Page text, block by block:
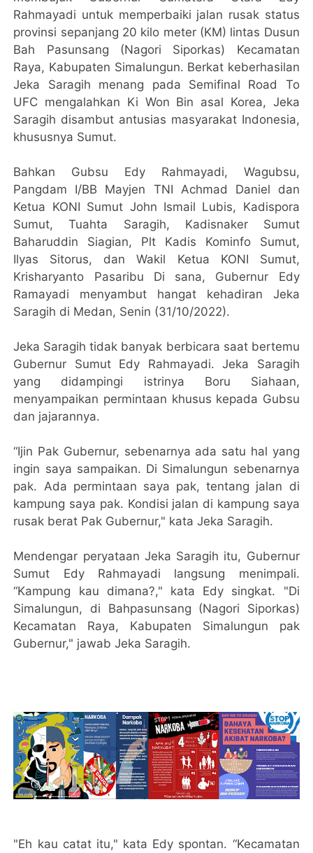
Rahmayadi untuk memperbaiki jalan rusak status
provinsi sepanjang 20 kilo meter (KM) lintas Dusun
Bah Pasunsang (Nagori Siporkas) Kecamatan
Raya, Kabupaten Simalungun. Berkat keberhasilan
Jeka Saragih menang pada Semifinal Road To
UFC mengalahkan Ki Won Bin asal Korea, Jeka
Saragih disambut antusias masyarakat Indonesia,
khususnya Sumut.
Bahkan Gubsu Edy Rahmayadi, Wagubsu,
Pangdam I/BB Mayjen TNI Achmad Daniel dan
Ketua KONI Sumut John Ismail Lubis, Kadispora
Sumut, Tuahta Saragih, Kadisnaker Sumut
Baharuddin Siagian, Plt Kadis Kominfo Sumut,
Ilyas Sitorus, dan Wakil Ketua KONI Sumut,
Krisharyanto Pasaribu Di sana, Gubernur Edy
Ramayadi menyambut hangat kehadiran Jeka
Saragih di Medan, Senin (31/10/2022).
Jeka Saragih tidak banyak berbicara saat bertemu
Gubernur Sumut Edy Rahmayadi. Jeka Saragih
yang didampingi istrinya Boru Siahaan,
menyampaikan permintaan khusus kepada Gubsu
dan jajarannya.
“Ijin Pak Gubernur, sebenarnya ada satu hal yang
ingin saya sampaikan. Di Simalungun sebenarnya
pak. Ada permintaan saya pak, tentang jalan di
kampung saya pak. Kondisi jalan di kampung saya
rusak berat Pak Gubernur," kata Jeka Saragih.
Mendengar peryataan Jeka Saragih itu, Gubernur
Sumut Edy Rahmayadi langsung menimpali.
“Kampung kau dimana?," kata Edy singkat. "Di
Simalungun, di Bahpasunsang (Nagori Siporkas)
Kecamatan Raya, Kabupaten Simalungun pak
Gubernur," jawab Jeka Saragih.
"Eh kau catat itu," kata Edy spontan. “Kecamatan